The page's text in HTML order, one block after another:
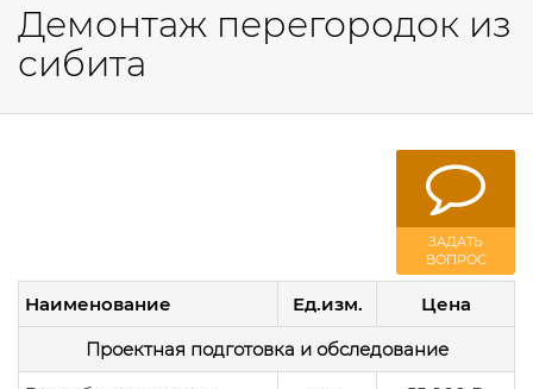
Демонтаж перегородок из
сибита
ЗАДАТЬ
ВОПРОС
Наименование Ед.изм.
Цена
Проектная подготовка и обследование